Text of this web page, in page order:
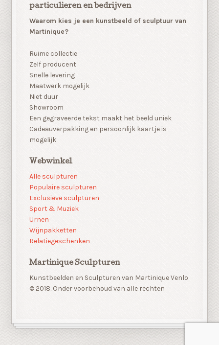
particulieren en bedrijven
Waarom kies je een kunstbeeld of sculptuur van
Martinique?
Ruime collectie
Zelf producent
Snelle levering
Maatwerk mogelijk
Niet duur
Showroom
Een gegraveerde tekst maakt het beeld uniek
Cadeauverpakking en persoonlijk kaartje is
mogelijk
Webwinkel
Alle sculpturen
Populaire sculpturen
Exclusieve sculpturen
Sport & Muziek
Urnen
Wijnpakketten
Relatiegeschenken
Martinique Sculpturen
Kunstbeelden en Sculpturen van Martinique Venlo
© 2018. Onder voorbehoud van alle rechten